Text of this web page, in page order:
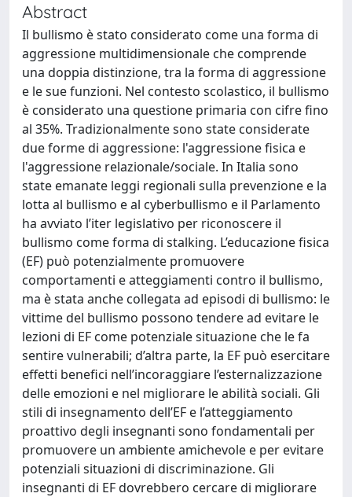
Abstract
Il bullismo è stato considerato come una forma di
aggressione multidimensionale che comprende
una doppia distinzione, tra la forma di aggressione
e le sue funzioni. Nel contesto scolastico, il bullismo
è considerato una questione primaria con cifre fino
al 35%. Tradizionalmente sono state considerate
due forme di aggressione: l'aggressione fisica e
l'aggressione relazionale/sociale. In Italia sono
state emanate leggi regionali sulla prevenzione e la
lotta al bullismo e al cyberbullismo e il Parlamento
ha avviato l’iter legislativo per riconoscere il
bullismo come forma di stalking. L’educazione fisica
(EF) può potenzialmente promuovere
comportamenti e atteggiamenti contro il bullismo,
ma è stata anche collegata ad episodi di bullismo: le
vittime del bullismo possono tendere ad evitare le
lezioni di EF come potenziale situazione che le fa
sentire vulnerabili; d’altra parte, la EF può esercitare
effetti benefici nell’incoraggiare l’esternalizzazione
delle emozioni e nel migliorare le abilità sociali. Gli
stili di insegnamento dell’EF e l’atteggiamento
proattivo degli insegnanti sono fondamentali per
promuovere un ambiente amichevole e per evitare
potenziali situazioni di discriminazione. Gli
insegnanti di EF dovrebbero cercare di migliorare